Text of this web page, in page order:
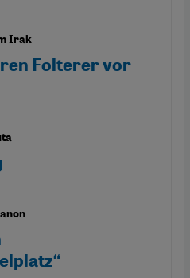
Irak
Folterer vor